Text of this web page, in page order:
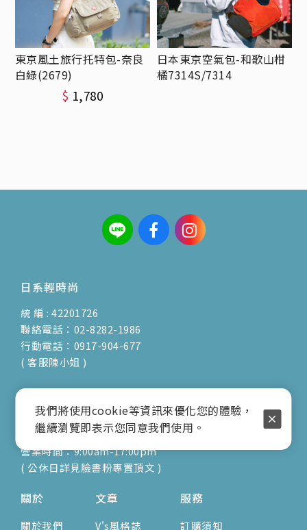
東京風土旅行托特包-奈良
白綠(2679)
$ 1,780
日本東京空氣包-和歌山柑
橘7314S/7314
日系輕時尚
統 編 : 42201726
聯絡電話：02-8282-1986
行動電話：0917-904-677
( 客服陳小姐 )
地址：新北市蘆洲區光復路30巷16號1F
E-mail：vienna.twn@msa.hinet.net
營業時間：9:00am-17:00pm
( 公休日詳見臉書粉專置頂文 )
關於
關於我們
文章
V's風格誌
服務
訂購須知
我們將使用cookie等資訊來優化您的體驗，
繼續瀏覽即表示您同意我們使用。